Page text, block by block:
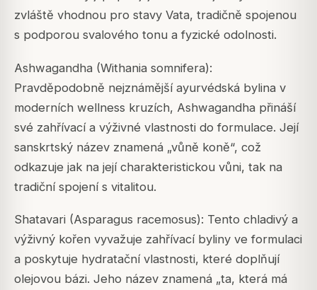
zvláště vhodnou pro stavy Vata, tradičně spojenou
s podporou svalového tonu a fyzické odolnosti.
Ashwagandha (Withania somnifera):
Pravděpodobně nejznámější ayurvédská bylina v
moderních wellness kruzích, Ashwagandha přináší
své zahřívací a výživné vlastnosti do formulace. Její
sanskrtský název znamená „vůně koně“, což
odkazuje jak na její charakteristickou vůni, tak na
tradiční spojení s vitalitou.
Shatavari (Asparagus racemosus): Tento chladivý a
výživný kořen vyvažuje zahřívací byliny ve formulaci
a poskytuje hydratační vlastnosti, které doplňují
olejovou bázi. Jeho název znamená „ta, která má